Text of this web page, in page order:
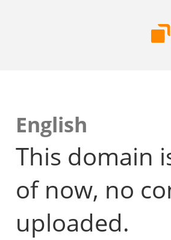
English
This domain
of now, no
uploaded.